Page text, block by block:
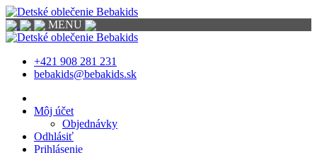
MENU
+421 908 281 231
bebakids@bebakids.sk
Prihlásenie